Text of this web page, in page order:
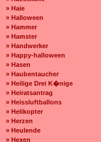
» Haie
» Halloween
» Hammer
» Hamster
» Handwerker
» Happy-halloween
» Hasen
» Haubentaucher
» Heilige Drei K�nige
» Heiratsantrag
» Heissluftballons
» Helikopter
» Herzen
» Heulende
» Hexen